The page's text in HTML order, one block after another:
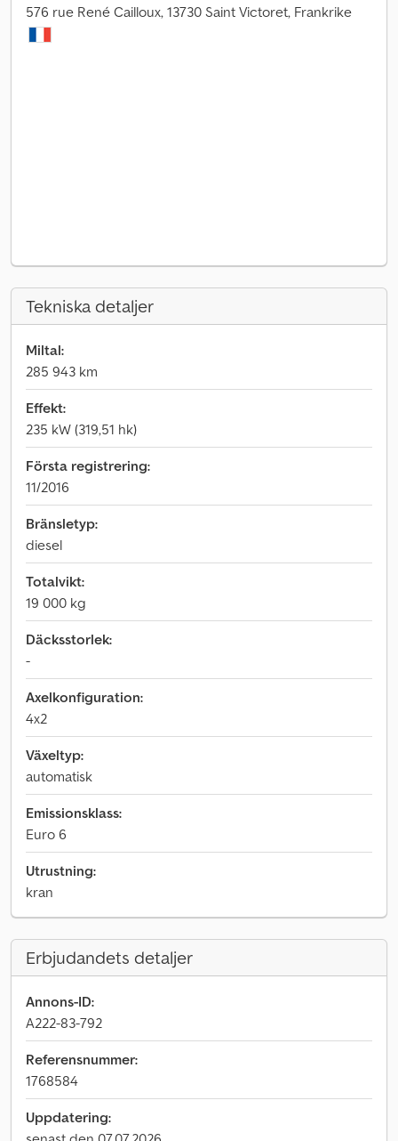
576 rue René Cailloux, 13730 Saint Victoret, Frankrike
Tekniska detaljer
Miltal:
285 943 km
Effekt:
235 kW (319,51 hk)
Första registrering:
11/2016
Bränsletyp:
diesel
Totalvikt:
19 000 kg
Däcksstorlek:
-
Axelkonfiguration:
4x2
Växeltyp:
automatisk
Emissionsklass:
Euro 6
Utrustning:
kran
Erbjudandets detaljer
Annons-ID:
A222-83-792
Referensnummer:
1768584
Uppdatering: